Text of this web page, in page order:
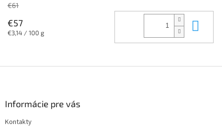
€61
€57
Jednotková
€3,14 / 100 g
Informácie pre vás
Kontakty